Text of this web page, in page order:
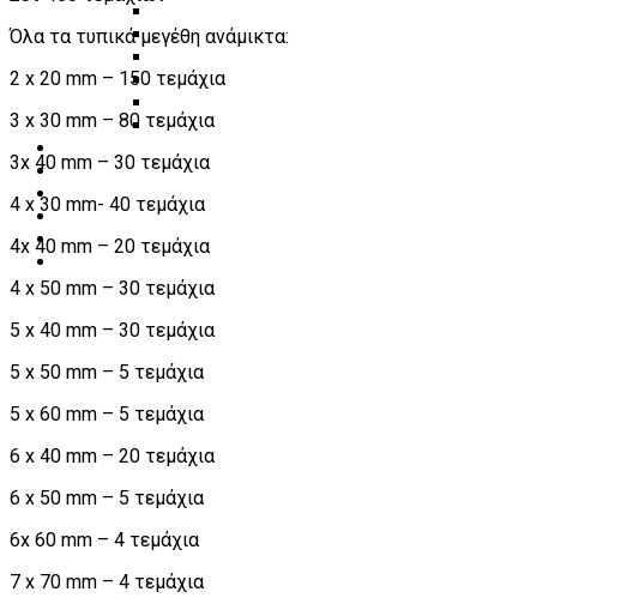
Εργαλεία Χειρός
Εργαλεία χειρός συνεργείου
Αναλώσιμα Είδη Συνεργείου
DOWNLOADS
VIDEO & ΝΕΑ
ΕΠΙΚΟΙΝΩΝΙΑ
B2B
Όλα τα τυπικά μεγέθη ανάμικτα:
2 x 20 mm – 150 τεμάχια
3 x 30 mm – 80 τεμάχια
3x 40 mm – 30 τεμάχια
4 x 30 mm- 40 τεμάχια
4x 40 mm – 20 τεμάχια
4 x 50 mm – 30 τεμάχια
5 x 40 mm – 30 τεμάχια
5 x 50 mm – 5 τεμάχια
5 x 60 mm – 5 τεμάχια
6 x 40 mm – 20 τεμάχια
6 x 50 mm – 5 τεμάχια
6x 60 mm – 4 τεμάχια
7 x 70 mm – 4 τεμάχια